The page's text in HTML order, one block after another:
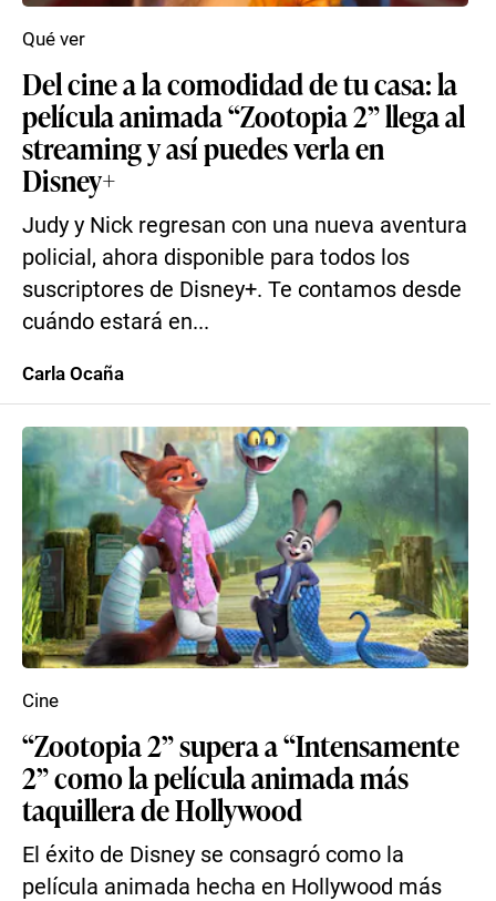
Del cine a la comodidad de tu casa: la
película animada “Zootopia 2” llega al
streaming y así puedes verla en
Disney+
Judy y Nick regresan con una nueva aventura
policial, ahora disponible para todos los
suscriptores de Disney+. Te contamos desde
cuándo estará en...
Qué ver
Carla Ocaña
“Zootopia 2” supera a “Intensamente
2” como la película animada más
taquillera de Hollywood
El éxito de Disney se consagró como la
película animada hecha en Hollywood más
Cine